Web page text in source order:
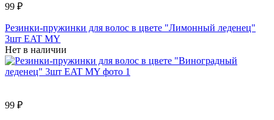
99 ₽
Резинки-пружинки для волос в цвете "Лимонный леденец"
3шт EAT MY
Нет в наличии
99 ₽